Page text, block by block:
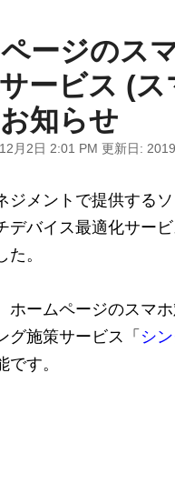
ージのス
ービス (
知らせ
月2日 2:01 PM 更新日:
ジメントで提供する
デバイス最適化サー
。
ホームページのスマ
グ施策サービス「 シ
です。